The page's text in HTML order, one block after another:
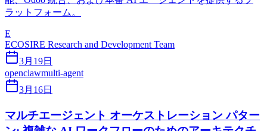
ラットフォーム。
E
ECOSIRE Research and Development Team
3月19日
openclawmulti-agent
3月16日
マルチエージェント オーケストレーション パター